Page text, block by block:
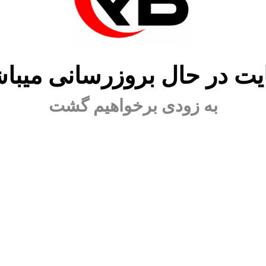
در حال بروزرسانی
به زودی برخواهیم گشت